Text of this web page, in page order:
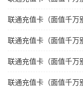
联通充值卡（面值千万
联通充值卡（面值千万
联通充值卡（面值千万
联通充值卡（面值千万